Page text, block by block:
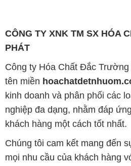
CÔNG TY XNK TM SX HÓA
PHÁT
Công ty Hóa Chất Đắc
tên miền
kinh doanh và phân phối các
nghiệp đa dạng, nhằm đáp
khách hàng một cách tốt nhất.
Chúng tôi cam kết mang đến
mọi nhu cầu của khách hàng